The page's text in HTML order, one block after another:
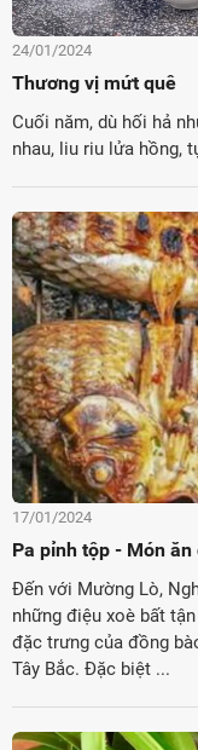
24/01/2024
Thương vị mứt quê
Cuối năm, dù hối hả
nhau, liu riu lửa hồng,
17/01/2024
Pa pỉnh tộp - Món
Đến với Mường Lò,
những điệu xoè bất
đặc trưng của đồng
Tây Bắc. Đặc biệt ...